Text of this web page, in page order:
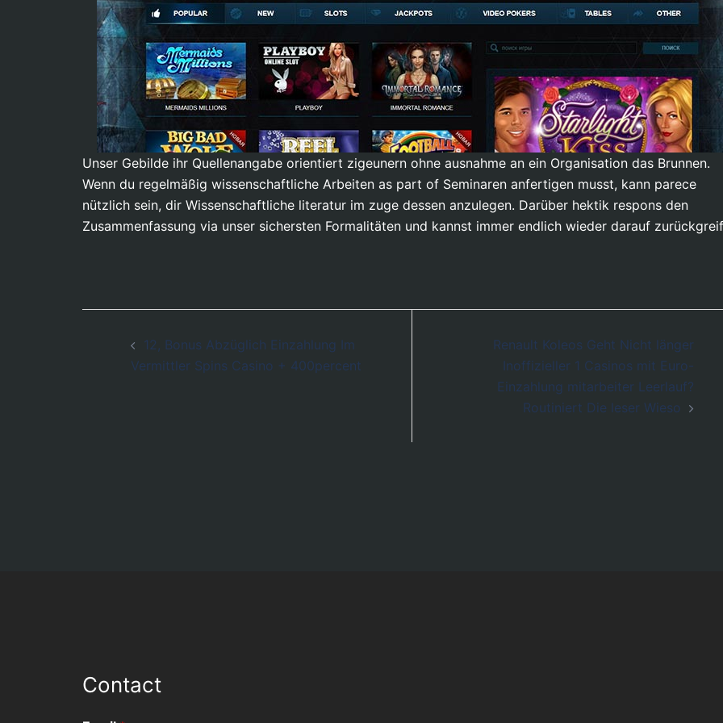
Unser Gebilde ihr Quellenangabe orientiert zigeunern ohne ausnahme an ein Organisation das Brunnen.
Wenn du regelmäßig wissenschaftliche Arbeiten as part of Seminaren anfertigen musst, kann parece
nützlich sein, dir Wissenschaftliche literatur im zuge dessen anzulegen. Darüber hektik respons den
Zusammenfassung via unser sichersten Formalitäten und kannst immer endlich wieder darauf
navigation
12, Bonus Abzüglich Einzahlung Im
Vermittler Spins Casino + 400percent
Renault Koleos Geht Nicht länger
Inoffizieller 1 Casinos mit Euro-
Einzahlung mitarbeiter Leerlauf?
Routiniert Die leser Wieso
Contact